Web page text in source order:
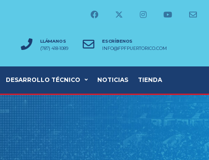
LLÁMANOS
(787) 418-1089
ESCRÍBENOS
INFO@FPFPUERTORICO.COM
DESARROLLO TÉCNICO NOTICIAS TIENDA